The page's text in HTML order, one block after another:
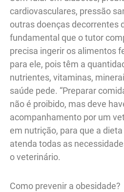
cardiovasculares, pressão
outras doenças decorrentes
fundamental que o tutor
precisa ingerir os alimentos
para ele, pois têm a
nutrientes, vitaminas,
saúde pede. “Preparar
não é proibido, mas deve
acompanhamento por um
em nutrição, para que a
atenda todas as
o veterinário.
Como prevenir a obesidade?